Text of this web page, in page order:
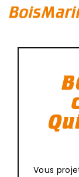
Passer
contenu
Vous